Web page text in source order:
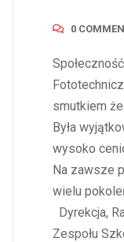
0
smutkiem
Była
wysoko
Na zawsze
wielu
Dyrekcja,
Zespołu